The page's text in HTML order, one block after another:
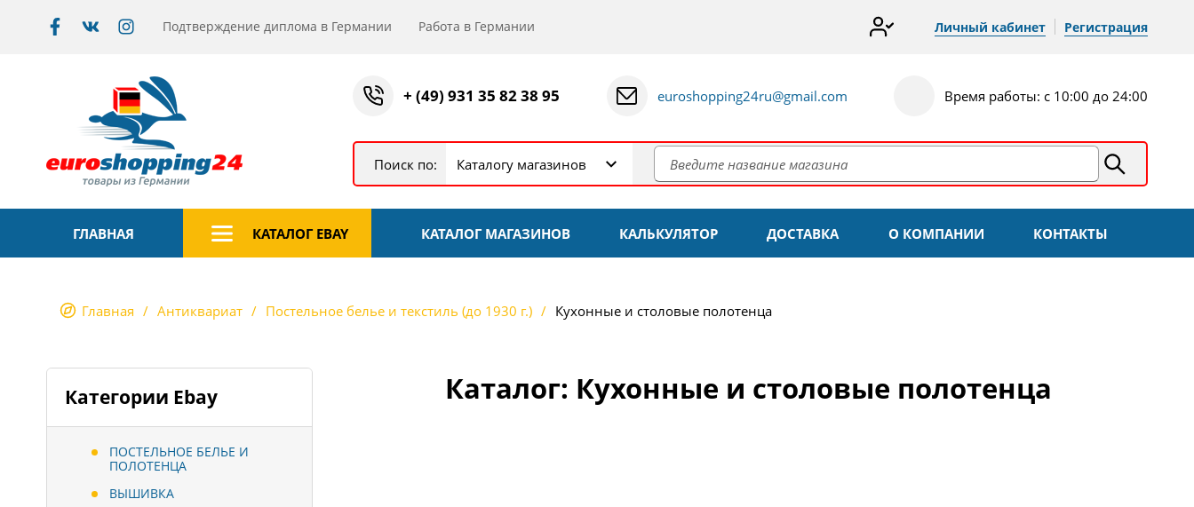
Подтверждение диплома в Германии Работа в Германии Личный кабинет Регистрация
+ (49) 931 35 82 38 95 euroshopping24ru@gmail.com Время работы: с 10:00 до 24:00
Поиск по: Каталогу магазинов
ГЛАВНАЯ КАТАЛОГ EBAY КАТАЛОГ МАГАЗИНОВ КАЛЬКУЛЯТОР ДОСТАВКА О КОМПАНИИ КОНТАКТЫ
Главная Антиквариат Постельное белье и текстиль (до 1930 г.) Кухонные и столовые полотенца
Категории Ebay
ПОСТЕЛЬНОЕ БЕЛЬЕ И
ПОЛОТЕНЦА
ВЫШИВКА
Каталог: Кухонные и столовые полотенца